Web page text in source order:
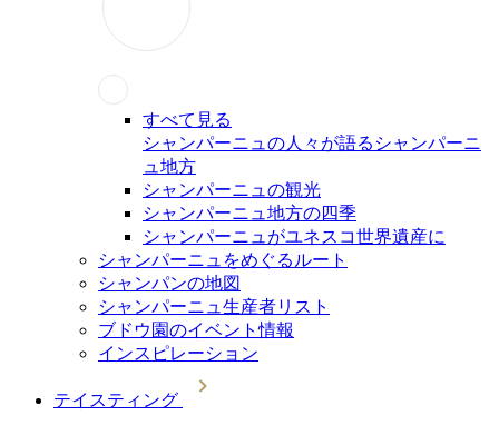
すべて見る
シャンパーニュの人々が語るシャンパーニ
ュ地方
シャンパーニュの観光
シャンパーニュ地方の四季
シャンパーニュがユネスコ世界遺産に
シャンパーニュをめぐるルート
シャンパンの地図
シャンパーニュ生産者リスト
ブドウ園のイベント情報
インスピレーション
テイスティング